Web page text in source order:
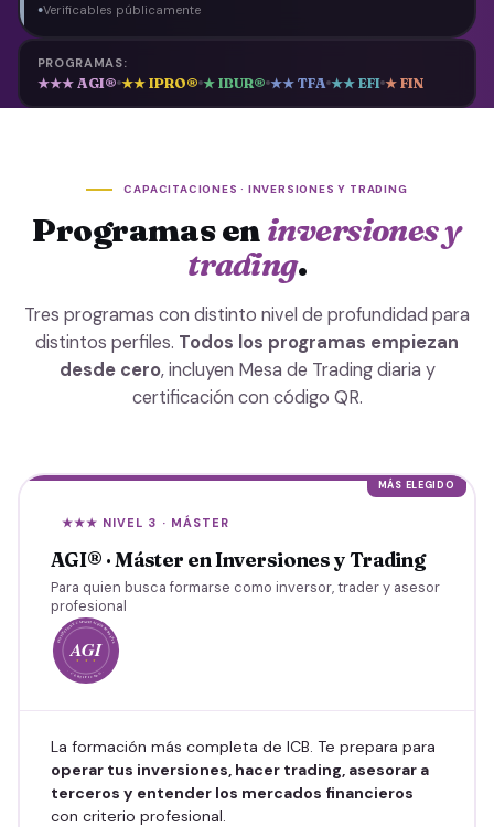
●Verificables públicamente
PROGRAMAS:
★★★ AGI® ★★ IPRO® ★ IBUR® ★★ TFA ★★ EFI ★ FIN
CAPACITACIONES · INVERSIONES Y TRADING
Programas en inversiones y
trading.
Tres programas con distinto nivel de profundidad para
distintos perfiles. Todos los programas empiezan
desde cero, incluyen Mesa de Trading diaria y
certificación con código QR.
MÁS ELEGIDO
★★★ NIVEL 3 · MÁSTER
AGI® · Máster en Inversiones y Trading
Para quien busca formarse como inversor, trader y asesor
profesional
La formación más completa de ICB. Te prepara para
operar tus inversiones, hacer trading, asesorar a
terceros y entender los mercados financieros
con criterio profesional.